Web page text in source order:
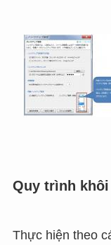
Quy trình
Thực hiện theo